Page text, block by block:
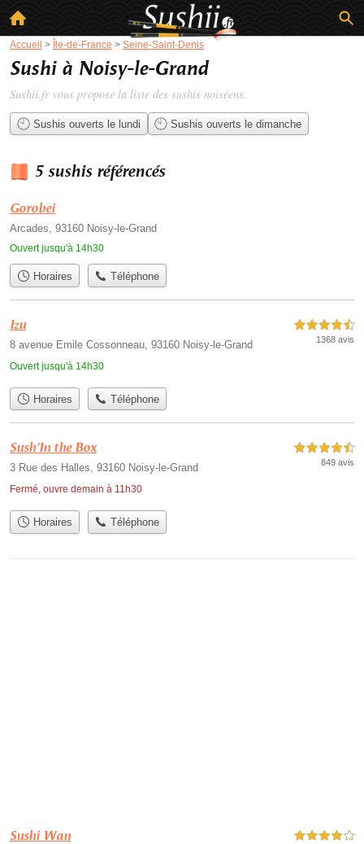
Accueil > Île-de-France > Seine-Saint-Denis
Sushi à Noisy-le-Grand
Sushii.fr vous propose la liste des sushis noiséens.
Sushis ouverts le lundi Sushis ouverts le dimanche
5 sushis référencés
Gorobei
Arcades, 93160 Noisy-le-Grand
Ouvert jusqu'à 14h30
Horaires Téléphone
Izu
8 avenue Emile Cossonneau, 93160 Noisy-le-Grand
Ouvert jusqu'à 14h30
4,5 étoiles sur 5
1368 avis
Horaires Téléphone
Sush'In the Box
3 Rue des Halles, 93160 Noisy-le-Grand
Fermé, ouvre demain à 11h30
4,5 étoiles sur 5
849 avis
Horaires Téléphone
Sushi Wan 4,0 étoiles sur 5